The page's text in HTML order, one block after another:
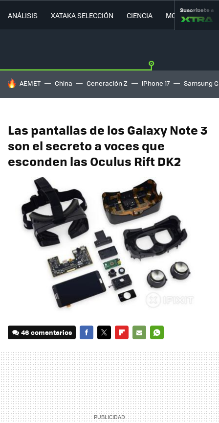
ANÁLISIS XATAKA SELECCIÓN CIENCIA MOVILIDAD
Suscríbete a
HOY SE HABLA DE
AEMET China Generación Z iPhone 17 Samsung
Las pantallas de los Galaxy Note 3
son el secreto a voces que
esconden las Oculus Rift DK2
46 comentarios
MAIL